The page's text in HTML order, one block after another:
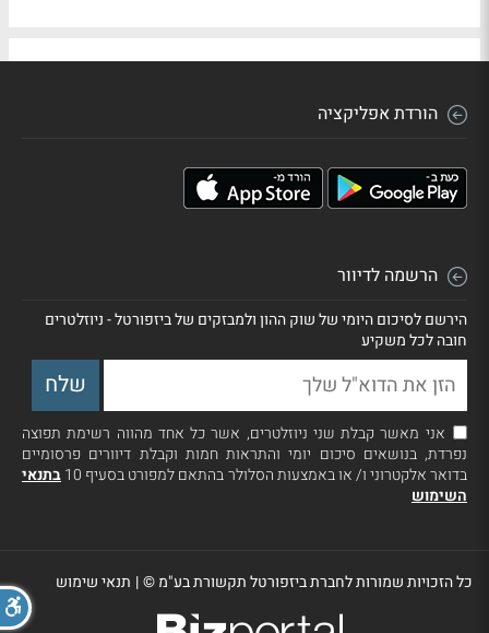
הורדת אפליקציה
הרשמה לדיוור
הירשם לסיכום היומי של שוק ההון ולמבזקים של ביזפורטל - ניוזלטרים
חובה לכל משקיע
אני מאשר קבלת שני ניוזלטרים, אשר כל אחד מהווה רשימת תפוצה
נפרדת, בנושאים סיכום יומי והתראות חמות וקבלת דיוורים פרסומיים
בדואר אלקטרוני ו/ או באמצעות הסלולר בהתאם למפורט בסעיף 10
בתנאי
השימוש
כל הזכויות שמורות לחברת ביזפורטל תקשורת בע"מ ©| תנאי שימוש